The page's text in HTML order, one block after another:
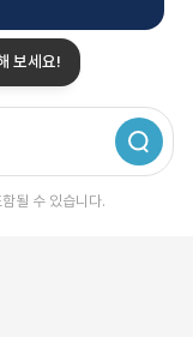
보세요!
될 수 있습니다.